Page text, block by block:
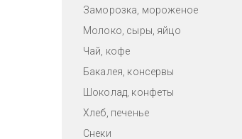
Заморозка, мороженое
Молоко, сыры, яйцо
Чай, кофе
Бакалея, консервы
Шоколад, конфеты
Хлеб, печенье
Снеки